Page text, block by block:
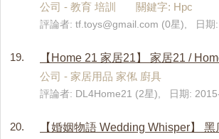
公司 - 教育 培訓 關鍵字: Hpc
評論者: tf.toys@gmail.com (0星), 日期
19.
【Home 21 家居21】 家居21 /
公司 - 家居用品 家俬 廚具
評論者: DL4Home21 (2星), 日期:
20.
【婚姻物語 Wedding Whisper】